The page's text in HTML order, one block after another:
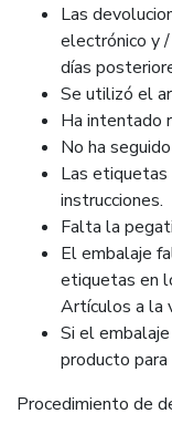
Las
electrónico y
días
Se utilizó el
Ha intentado
No ha
Las etiquetas
instrucciones.
Falta la
El embalaje
etiquetas en
Artículos a la
Si el
producto
Procedimiento de